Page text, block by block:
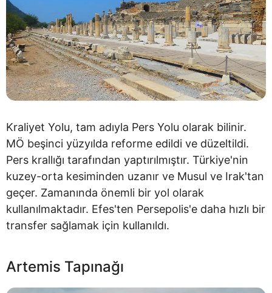
Kraliyet Yolu, tam adıyla Pers Yolu olarak bilinir.
MÖ beşinci yüzyılda reforme edildi ve düzeltildi.
Pers krallığı tarafından yaptırılmıştır. Türkiye'nin
kuzey-orta kesiminden uzanır ve Musul ve Irak'tan
geçer. Zamanında önemli bir yol olarak
kullanılmaktadır. Efes'ten Persepolis'e daha hızlı bir
transfer sağlamak için kullanıldı.
Artemis Tapınağı